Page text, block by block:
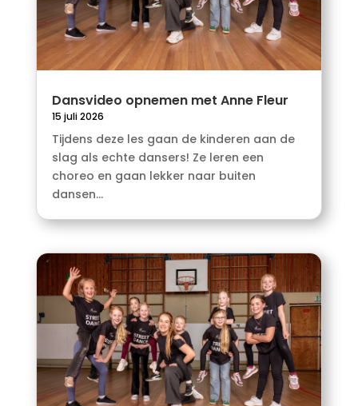
Dansvideo opnemen met Anne Fleur
15 juli 2026
Tijdens deze les gaan de kinderen aan de
slag als echte dansers! Ze leren een
choreo en gaan lekker naar buiten
dansen...